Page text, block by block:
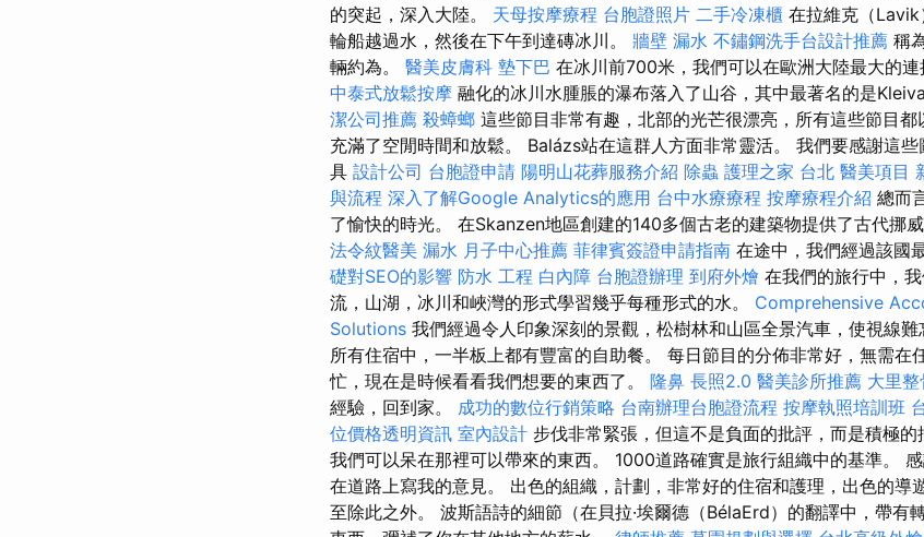
的突起，深入大陸。 天母按摩療程 台胞證照片 二手冷凍櫃 在拉維克（
輪船越過水，然後在下午到達磚冰川。 牆壁 漏水 不鏽鋼洗手台設計推薦 稱
輛約為。 醫美皮膚科 墊下巴 在冰川前700米，我們可以在歐洲大陸最大的連
中泰式放鬆按摩 融化的冰川水腫脹的瀑布落入了山谷，其中最著名的是
潔公司推薦 殺蟑螂 這些節目非常有趣，北部的光芒很漂亮，所有這些節目都
充滿了空閒時間和放鬆。 Balázs站在這群人方面非常靈活。 我們要感謝這
具 設計公司 台胞證申請 陽明山花葬服務介紹 除蟲 護理之家 台北 醫美項目
與流程 深入了解Google Analytics的應用 台中水療療程 按摩療程介紹 總而
了愉快的時光。 在Skanzen地區創建的140多個古老的建築物提供了古代挪威
法令紋醫美 漏水 月子中心推薦 菲律賓簽證申請指南 在途中，我們經過該國
礎對SEO的影響 防水 工程 白內障 台胞證辦理 到府外燴 在我們的旅行中，
流，山湖，冰川和峽灣的形式學習幾乎每種形式的水。 Comprehensive
Solutions 我們經過令人印象深刻的景觀，松樹林和山區全景汽車，使視線難
所有住宿中，一半板上都有豐富的自助餐。 每日節目的分佈非常好，無需在
忙，現在是時候看看我們想要的東西了。 隆鼻 長照2.0 醫美診所推薦 大里
經驗，回到家。 成功的數位行銷策略 台南辦理台胞證流程 按摩執照培訓班
位價格透明資訊 室內設計 步伐非常緊張，但這不是負面的批評，而是積極的
我們可以呆在那裡可以帶來的東西。 1000道路確實是旅行組織中的基準。
在道路上寫我的意見。 出色的組織，計劃，非常好的住宿和護理，出色的導
至除此之外。 波斯語詩的細節（在貝拉·埃爾德（BélaErd）的翻譯中，帶有